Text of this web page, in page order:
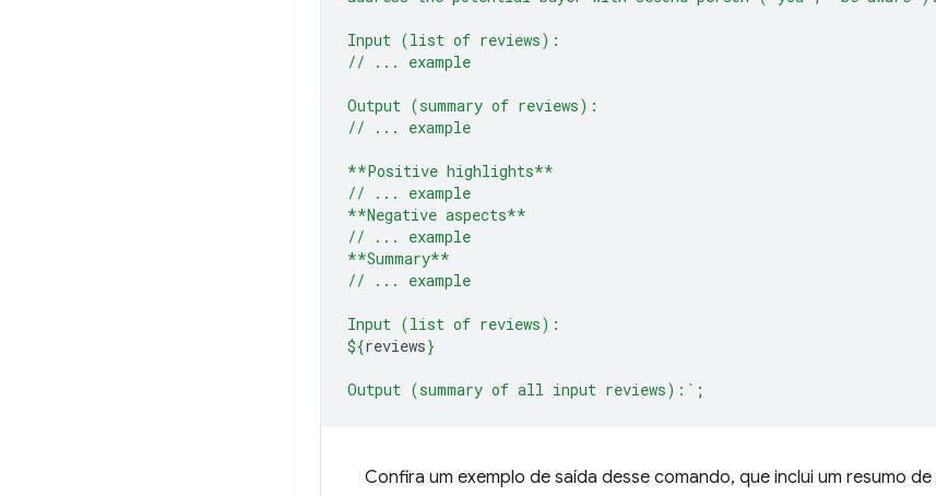
Input (list of reviews):
// ... example
Output (summary of reviews):
// ... example
**Positive highlights**
// ... example
**Negative aspects**
// ... example
**Summary**
// ... example
Input (list of reviews):
${reviews}
Output (summary of all input reviews):` ;
Confira um exemplo de saída desse comando, que inclui um resumo